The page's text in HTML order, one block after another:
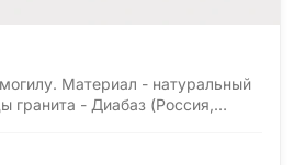
Материал - натуральный
гранита - Диабаз (Россия,